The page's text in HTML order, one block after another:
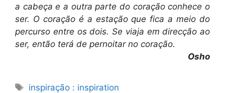
a cabeça e a outra parte do coração conhece o
ser. O coração é a estação que fica a meio do
percurso entre os dois. Se viaja em direcção ao
ser, então terá de pernoitar no coração.
Osho
Etiquetas
inspiração : inspiration